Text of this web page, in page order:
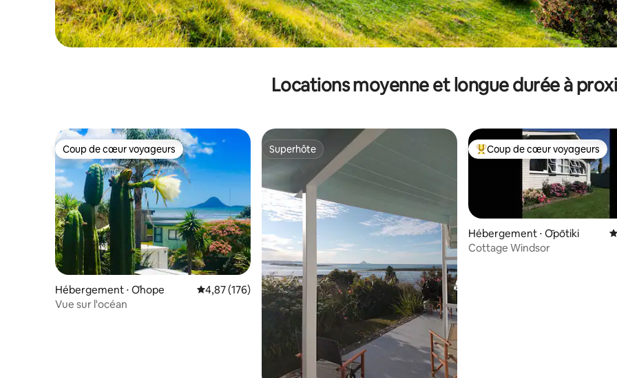
Locations moyenne et longue durée à
Coup de cœur voyageurs
Coup de cœur voyageurs
Hébergement ⋅ Ōhope Évaluation moyenne sur la base de 176 commentaires : 4,87 sur 5
4,87 (176)
Vue sur l'océan
Superhôte
Superhôte Coups de cœur voyageurs les
Coup de cœur voyageurs
Hébergement ⋅ Ōpōtiki
Cottage Windsor